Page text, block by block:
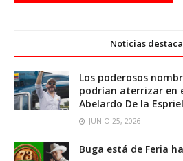
Noticias
Los poderosos
podrían aterrizar en
Abelardo De la
JUNIO 25, 2026
Buga está de Feria